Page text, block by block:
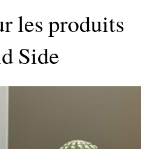
les produits
Side